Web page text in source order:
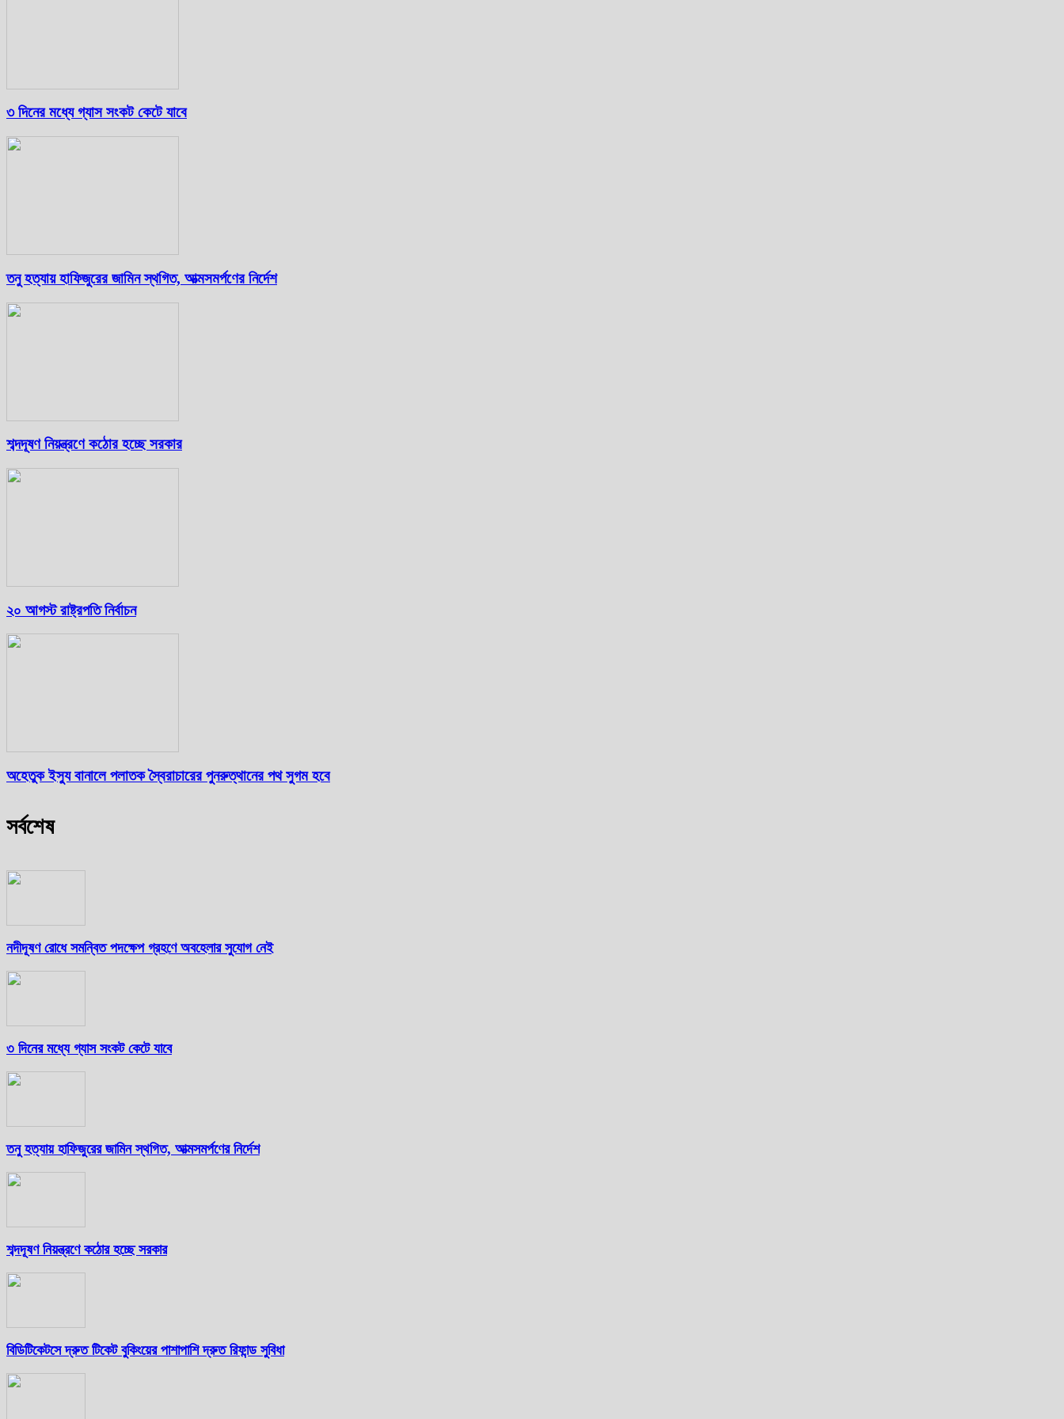
৩ দিনের মধ্যে গ্যাস সংকট কেটে যাবে
তনু হত্যায় হাফিজুরের জামিন স্থগিত, আত্মসমর্পণের নির্দেশ
শব্দদূষণ নিয়ন্ত্রণে কঠোর হচ্ছে সরকার
২০ আগস্ট রাষ্ট্রপতি নির্বাচন
অহেতুক ইস্যু বানালে পলাতক স্বৈরাচারের পুনরুত্থানের পথ সুগম হবে
সর্বশেষ
নদীদূষণ রোধে সমন্বিত পদক্ষেপ গ্রহণে অবহেলার সুযোগ নেই
৩ দিনের মধ্যে গ্যাস সংকট কেটে যাবে
তনু হত্যায় হাফিজুরের জামিন স্থগিত, আত্মসমর্পণের নির্দেশ
শব্দদূষণ নিয়ন্ত্রণে কঠোর হচ্ছে সরকার
বিডিটিকেটসে দ্রুত টিকেট বুকিংয়ের পাশাপাশি দ্রুত রিফান্ড সুবিধা